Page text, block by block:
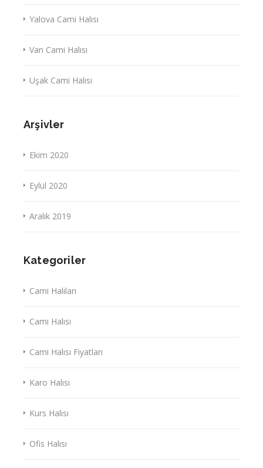
Yalova Cami Halısı
Van Cami Halısı
Uşak Cami Halısı
Arşivler
Ekim 2020
Eylül 2020
Aralık 2019
Kategoriler
Cami Halıları
Cami Halısı
Cami Halısı Fiyatları
Karo Halısı
Kurs Halısı
Ofis Halısı